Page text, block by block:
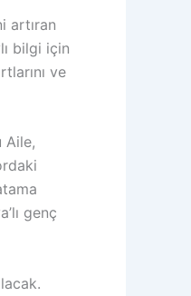
artıran
bilgi için
ve
Aile,
genç